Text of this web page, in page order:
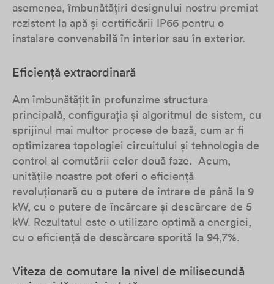
asemenea, îmbunătățiri designului nostru premiat
rezistent la apă și certificării IP66 pentru o
instalare convenabilă în interior sau în exterior.
Eficiență extraordinară
Am îmbunătățit în profunzime structura
principală, configurația și algoritmul de sistem, cu
sprijinul mai multor procese de bază, cum ar fi
optimizarea topologiei circuitului și tehnologia de
control al comutării celor două faze. Acum,
unitățile noastre pot oferi o eficiență
revoluționară cu o putere de intrare de până la 9
kW, cu o putere de încărcare și descărcare de 5
kW. Rezultatul este o utilizare optimă a energiei,
cu o eficiență de descărcare sporită la 94,7%.
Viteza de comutare la nivel de milisecundă